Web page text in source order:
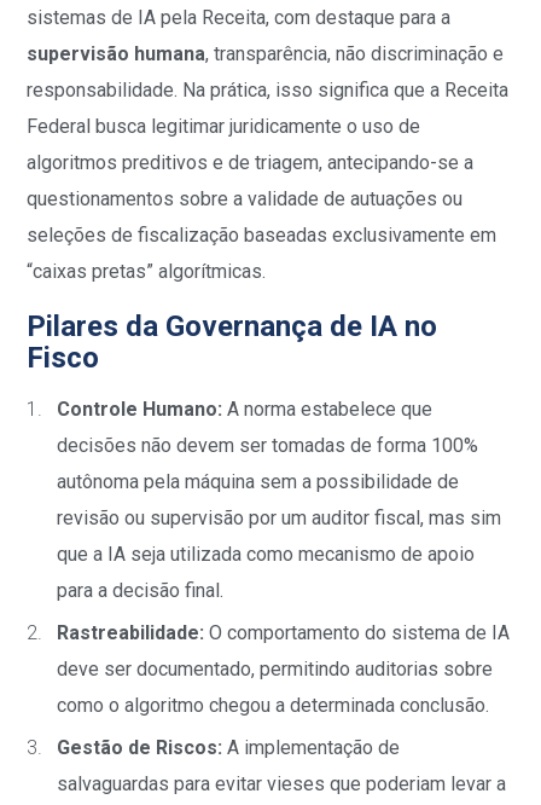
sistemas de IA pela Receita, com destaque para a
supervisão humana, transparência, não discriminação e
responsabilidade. Na prática, isso significa que a Receita
Federal busca legitimar juridicamente o uso de
algoritmos preditivos e de triagem, antecipando-se a
questionamentos sobre a validade de autuações ou
seleções de fiscalização baseadas exclusivamente em
“caixas pretas” algorítmicas.
Pilares da Governança de IA no
Fisco
Controle Humano: A norma estabelece que
decisões não devem ser tomadas de forma 100%
autônoma pela máquina sem a possibilidade de
revisão ou supervisão por um auditor fiscal, mas sim
que a IA seja utilizada como mecanismo de apoio
para a decisão final.
Rastreabilidade: O comportamento do sistema de IA
deve ser documentado, permitindo auditorias sobre
como o algoritmo chegou a determinada conclusão.
Gestão de Riscos: A implementação de
salvaguardas para evitar vieses que poderiam levar a